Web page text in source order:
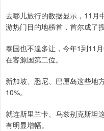
去哪儿旅行的数据显示，11月
游热门目的地榜首，首尔成了
泰国也不遑多让，今年1到11
在客源国第二位。
新加坡、悉尼、巴厘岛这些地
10%。
就连斯里兰卡、乌兹别克斯坦
有明显增幅。